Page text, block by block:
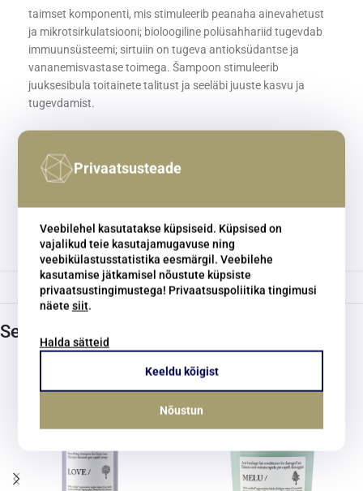
taimset komponenti, mis stimuleerib peanaha ainevahetust
ja mikrotsirkulatsiooni; bioloogiline polüsahhariid tugevdab
immuunsüsteemi; sirtuiin on tugeva antioksüdantse ja
vananemisvastase toimega. Šampoon stimuleerib
juuksesibula toitainete talitust ja seeläbi juuste kasvu ja
tugevdamist.
Koostisosad
Share:
Seotud tooted
Privaatsusteade
Veebilehel kasutatakse küpsiseid. Küpsised on
vajalikud teie kasutajamugavuse ning
veebikülastusstatistika eesmärgil. Veebilehe
kasutamise jätkamisel nõustute küpsiste
privaatsustingimustega! Privaatsuspoliitika tingimusi
näete siit.
Halda sätteid
Keeldu kõigist
Nõustun